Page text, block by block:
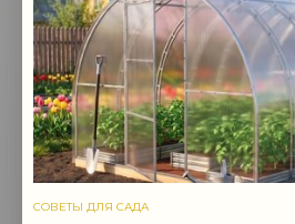
СОВЕТЫ ДЛЯ САДА